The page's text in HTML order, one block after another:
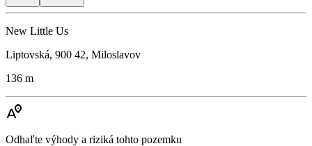
New Little Us
Liptovská, 900 42, Miloslavov
136 m
Odhaľte výhody a riziká tohto pozemku